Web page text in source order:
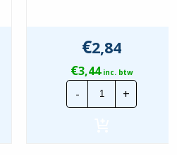
€2,84
€3,44inc. btw
-
Sol+
Siliconenkabel
SIH-
+